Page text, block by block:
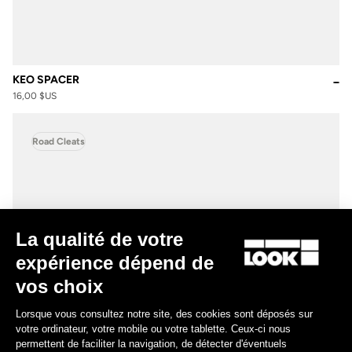
KEO SPACER
16,00 $US
Road Cleats
La qualité de votre
expérience dépend de
vos choix
Lorsque vous consultez notre site, des cookies sont déposés sur
votre ordinateur, votre mobile ou votre tablette. Ceux-ci nous
permettent de faciliter la navigation, de détecter d'éventuels